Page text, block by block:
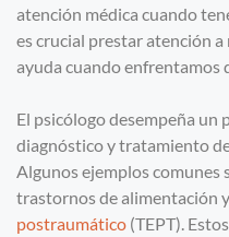
atención médica cuando
es crucial prestar atención
ayuda cuando enfrentamos
El psicólogo desempeña un
diagnóstico y tratamiento
Algunos ejemplos comunes
trastornos de alimentación
postraumático (TEPT).